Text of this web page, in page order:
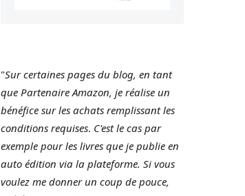
"Sur certaines pages du blog, en tant
que Partenaire Amazon, je réalise un
bénéfice sur les achats remplissant les
conditions requises. C'est le cas par
exemple pour les livres que je publie en
auto édition via la plateforme. Si vous
voulez me donner un coup de pouce,